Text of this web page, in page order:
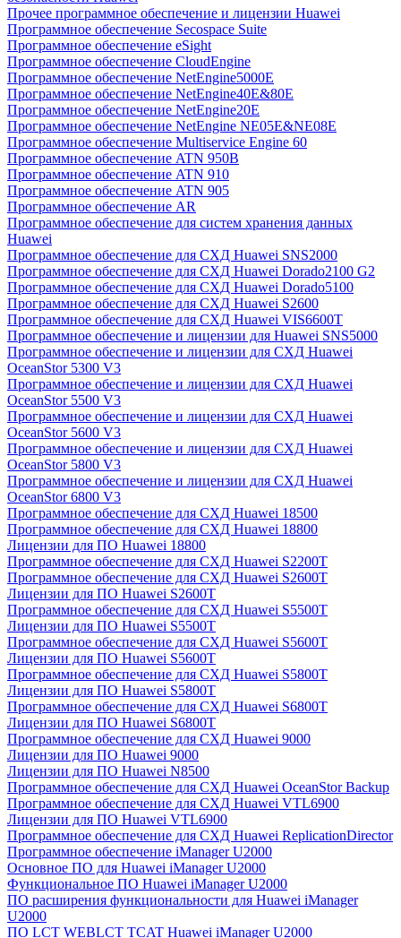
Прочее программное обеспечение и лицензии Huawei
Программное обеспечение Secospace Suite
Программное обеспечение eSight
Программное обеспечение CloudEngine
Программное обеспечение NetEngine5000E
Программное обеспечение NetEngine40E&80E
Программное обеспечение NetEngine20E
Программное обеспечение NetEngine NE05E&NE08E
Программное обеспечение Multiservice Engine 60
Программное обеспечение ATN 950B
Программное обеспечение ATN 910
Программное обеспечение ATN 905
Программное обеспечение AR
Программное обеспечение для систем хранения данных
Huawei
Программное обеспечение для СХД Huawei SNS2000
Программное обеспечение для СХД Huawei Dorado2100 G2
Программное обеспечение для СХД Huawei Dorado5100
Программное обеспечение для СХД Huawei S2600
Программное обеспечение для СХД Huawei VIS6600T
Программное обеспечение и лицензии для Huawei SNS5000
Программное обеспечение и лицензии для СХД Huawei
OceanStor 5300 V3
Программное обеспечение и лицензии для СХД Huawei
OceanStor 5500 V3
Программное обеспечение и лицензии для СХД Huawei
OceanStor 5600 V3
Программное обеспечение и лицензии для СХД Huawei
OceanStor 5800 V3
Программное обеспечение и лицензии для СХД Huawei
OceanStor 6800 V3
Программное обеспечение для СХД Huawei 18500
Программное обеспечение для СХД Huawei 18800
Лицензии для ПО Huawei 18800
Программное обеспечение для СХД Huawei S2200T
Программное обеспечение для СХД Huawei S2600T
Лицензии для ПО Huawei S2600T
Программное обеспечение для СХД Huawei S5500T
Лицензии для ПО Huawei S5500T
Программное обеспечение для СХД Huawei S5600T
Лицензии для ПО Huawei S5600T
Программное обеспечение для СХД Huawei S5800T
Лицензии для ПО Huawei S5800T
Программное обеспечение для СХД Huawei S6800T
Лицензии для ПО Huawei S6800T
Программное обеспечение для СХД Huawei 9000
Лицензии для ПО Huawei 9000
Лицензии для ПО Huawei N8500
Программное обеспечение для СХД Huawei OceanStor Backup
Программное обеспечение для СХД Huawei VTL6900
Лицензии для ПО Huawei VTL6900
Программное обеспечение для СХД Huawei ReplicationDirector
Программное обеспечение iManager U2000
Основное ПО для Huawei iManager U2000
Функциональное ПО Huawei iManager U2000
ПО расширения функциональности для Huawei iManager
U2000
ПО LCT WEBLCT TCAT Huawei iManager U2000